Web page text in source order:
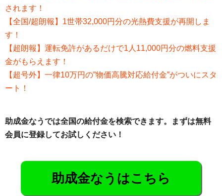
されます！
【全国/超朗報】1世帯32,000円分の光熱費支援が再開しま
す！
【超朗報】運転免許があるだけで1人11,000円分の燃料支援
金がもらえます！
【超号外】一律10万円の”物価高騰対応給付金”がついにスタ
ート！
助成金なうでは全国の給付金を検索できます。まずは無料
会員に登録してお試しください！
助成金なうはこちら